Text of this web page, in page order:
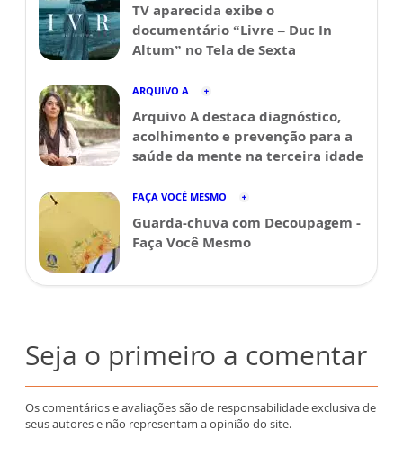
TV aparecida exibe o
documentário “Livre – Duc In
Altum” no Tela de Sexta
ARQUIVO A
Arquivo A destaca diagnóstico,
acolhimento e prevenção para a
saúde da mente na terceira idade
FAÇA VOCÊ MESMO
Guarda-chuva com Decoupagem -
Faça Você Mesmo
Seja o primeiro a comentar
Os comentários e avaliações são de responsabilidade exclusiva de
seus autores e não representam a opinião do site.